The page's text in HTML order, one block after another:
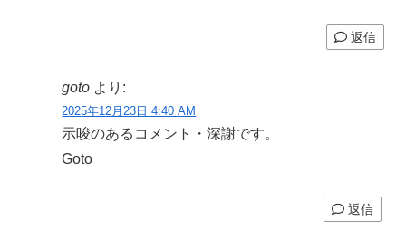
返信
goto より:
2025年12月23日 4:40 AM
示唆のあるコメント・深謝です。
Goto
返信